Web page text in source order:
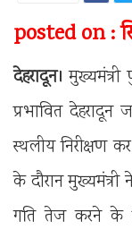
posted on :
देहरादून। मुख्यमंत्री
प्रभावित
स्थलीय निरीक्षण
के दौरान मुख्यमंत्री
गति तेज करने के